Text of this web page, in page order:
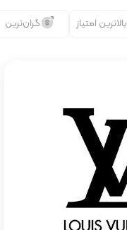
بالاترین امتیاز گران‌ترین